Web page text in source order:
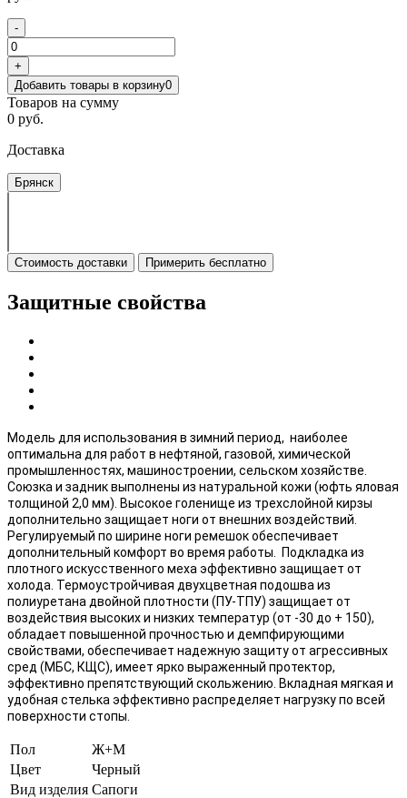
-
+
Добавить товары в корзину0
Товаров на сумму
0 руб.
Доставка
Брянск
Стоимость доставки Примерить бесплатно
Защитные свойства
Модель для использования в зимний период, наиболее
оптимальна для работ в нефтяной, газовой, химической
промышленностях, машиностроении, сельском хозяйстве.
Союзка и задник выполнены из натуральной кожи (юфть яловая
толщиной 2,0 мм). Высокое голенище из трехслойной кирзы
дополнительно защищает ноги от внешних воздействий.
Регулируемый по ширине ноги ремешок обеспечивает
дополнительный комфорт во время работы. Подкладка из
плотного искусственного меха эффективно защищает от
холода. Термоустройчивая двухцветная подошва из
полиуретана двойной плотности (ПУ-ТПУ) защищает от
воздействия высоких и низких температур (от -30 до + 150),
обладает повышенной прочностью и демпфирующими
свойствами, обеспечивает надежную защиту от агрессивных
сред (МБС, КЩС), имеет ярко выраженный протектор,
эффективно препятствующий скольжению. Вкладная мягкая и
удобная стелька эффективно распределяет нагрузку по всей
поверхности стопы.
Пол
Ж+М
Цвет
Черный
Вид изделия Сапоги